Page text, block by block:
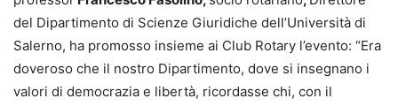
del Dipartimento di Scienze Giuridiche dell’Università di
Salerno, ha promosso insieme ai Club Rotary l’evento: “Era
doveroso che il nostro Dipartimento, dove si insegnano i
valori di democrazia e libertà, ricordasse chi, con il